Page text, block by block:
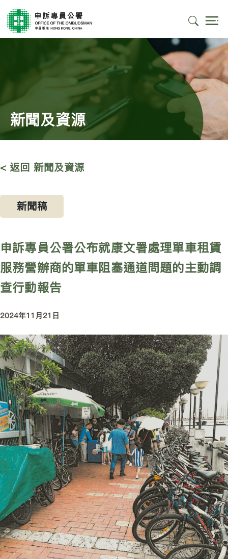
新聞及資源
< 返回 新聞及資源
新聞稿
申訴專員公署公布就康文署處理單車租賃
服務營辦商的單車阻塞通道問題的主動調
查行動報告
2024年11月21日